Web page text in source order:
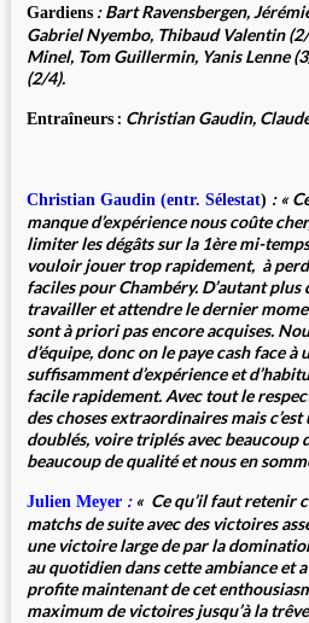
Gardiens : Bart Ravensbergen,
Gabriel Nyembo, Thibaud Valentin
Minel, Tom Guillermin, Yanis Lenne
(2/4).
Entraîneurs : Christian Gaudin,
Christian Gaudin (entr. Sélestat) : «
manque d’expérience nous coûte
limiter les dégâts sur la 1ère mi-
vouloir jouer trop rapidement, à
faciles pour Chambéry. D’autant
travailler et attendre le dernier
sont à priori pas encore acquises.
d’équipe, donc on le paye cash face
suffisamment d’expérience et
facile rapidement. Avec tout le
des choses extraordinaires mais
doublés, voire triplés avec beaucoup
beaucoup de qualité et nous en
Julien Meyer : « Ce qu’il faut retenir
matchs de suite avec des victoires
une victoire large de par la
au quotidien dans cette ambiance et
profite maintenant de cet
maximum de victoires jusqu’à la